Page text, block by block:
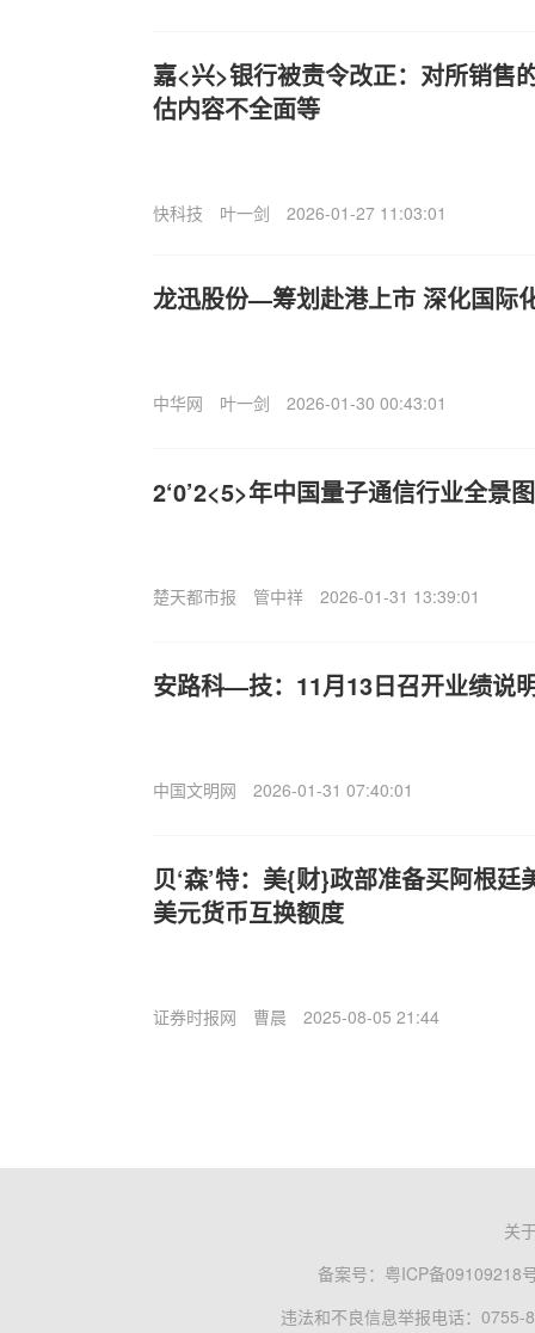
嘉<兴>银行被责令改正：对所销售
估内容不全面等
快科技 叶一剑 2026-01-27 11:03:01
龙迅股份—筹划赴港上市 深化国际
中华网 叶一剑 2026-01-30 00:43:01
2‘0’2<5>年中国量子通信行业全景
楚天都市报 管中祥 2026-01-31 13:39:01
安路科—技：11月13日召开业绩说
中国文明网 2026-01-31 07:40:01
贝‘森’特：美{财}政部准备买阿根
美元货币互换额度
证券时报网 曹晨 2025-08-05 21:44
关
备案号： 粤ICP备09109218
违法和不良信息举报电话：0755-